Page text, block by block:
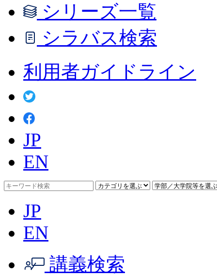
シリーズ一覧
シラバス検索
利用者ガイドライン
JP
EN
JP
EN
講義検索